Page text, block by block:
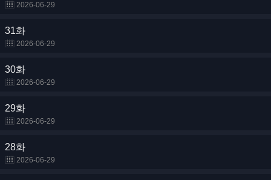
2026-06-29
31화
2026-06-29
30화
2026-06-29
29화
2026-06-29
28화
2026-06-29